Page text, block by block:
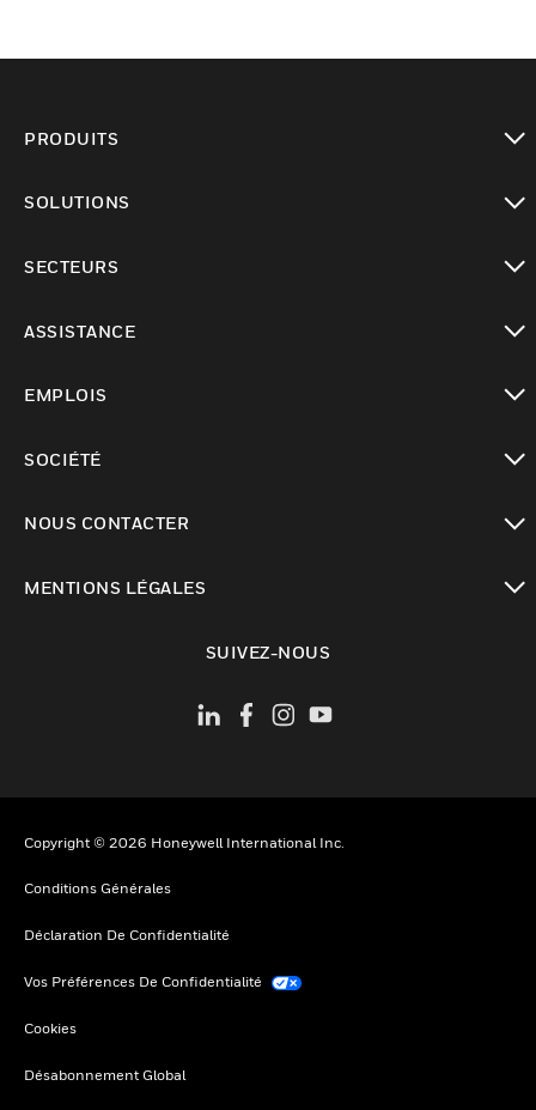
PRODUITS
SOLUTIONS
SECTEURS
ASSISTANCE
EMPLOIS
SOCIÉTÉ
NOUS CONTACTER
MENTIONS LÉGALES
SUIVEZ-NOUS
Copyright © 2026 Honeywell International Inc.
Conditions Générales
Déclaration De Confidentialité
Vos Préférences De Confidentialité
Cookies
Désabonnement Global